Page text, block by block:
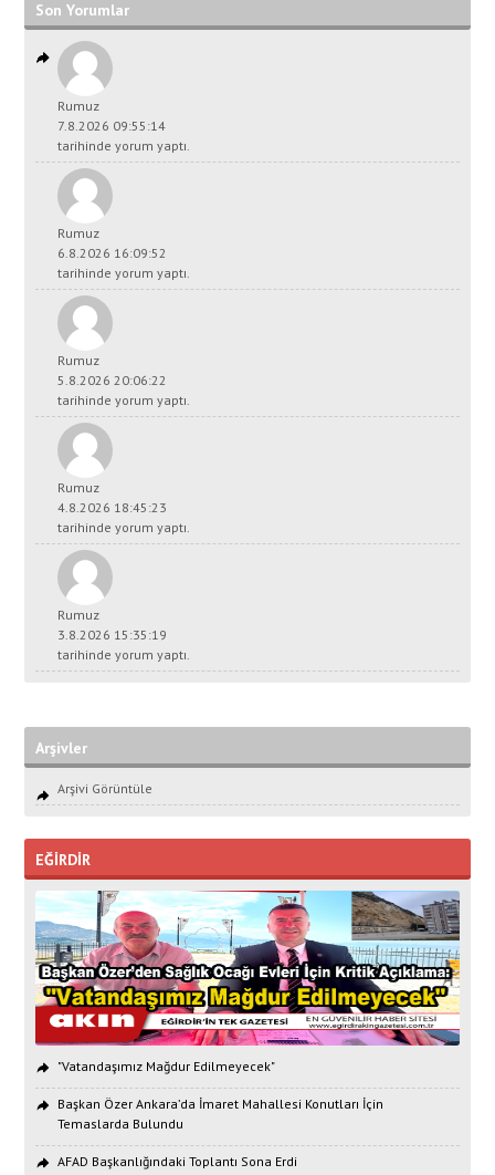
Son Yorumlar
Rumuz
7.8.2026 09:55:14
tarihinde yorum yaptı.
Rumuz
6.8.2026 16:09:52
tarihinde yorum yaptı.
Rumuz
5.8.2026 20:06:22
tarihinde yorum yaptı.
Rumuz
4.8.2026 18:45:23
tarihinde yorum yaptı.
Rumuz
3.8.2026 15:35:19
tarihinde yorum yaptı.
Arşivler
Arşivi Görüntüle
EĞİRDİR
"Vatandaşımız Mağdur Edilmeyecek"
Başkan Özer Ankara’da İmaret Mahallesi Konutları İçin
Temaslarda Bulundu
AFAD Başkanlığındaki Toplantı Sona Erdi